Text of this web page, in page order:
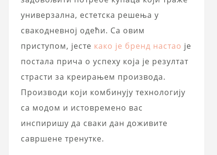
универзална, естетска решења у
свакодневној одећи. Са овим
приступом, јесте како је бренд настао је
постала прича о успеху која је резултат
страсти за креирањем производа.
Производи који комбинују технологију
са модом и истовремено вас
инспиришу да сваки дан доживите
савршене тренутке.